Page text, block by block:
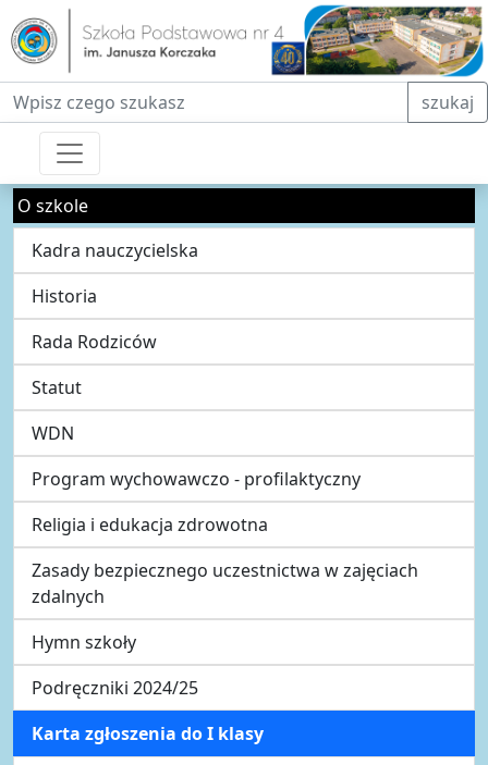
Fraza do wyszukiwania szukaj
O szkole
Kadra nauczycielska
Historia
Rada Rodziców
Statut
WDN
Program wychowawczo - profilaktyczny
Religia i edukacja zdrowotna
Zasady bezpiecznego uczestnictwa w zajęciach
zdalnych
Hymn szkoły
Podręczniki 2024/25
Karta zgłoszenia do I klasy